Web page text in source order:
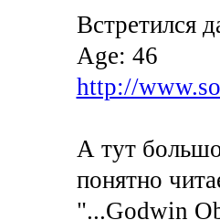
Встретился
Age: 46
http://
А тут
понятно
"...Godwin